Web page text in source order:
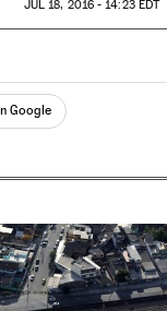
JUL 18, 2016 - 14:23EDT
Facebook
en TwitterRedes Sociales
Google